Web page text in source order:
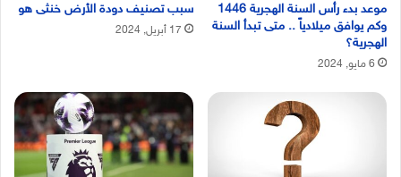
موعد بدء رأس السنة الهجرية 1446
وكم يوافق ميلادياً .. متى تبدأ السنة
الهجرية؟
6 مايو, 2024
سبب تصنيف دودة الأرض خنثى هو
17 أبريل, 2024